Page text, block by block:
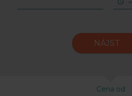
NÁJST
Cena od